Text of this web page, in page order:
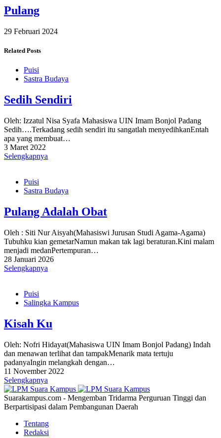
Pulang
29 Februari 2024
Related Posts
Puisi
Sastra Budaya
Sedih Sendiri
Oleh: Izzatul Nisa Syafa Mahasiswa UIN Imam Bonjol Padang
Sedih….Terkadang sedih sendiri itu sangatlah menyedihkanEntah
apa yang membuat…
3 Maret 2022
Selengkapnya
Puisi
Sastra Budaya
Pulang Adalah Obat
Oleh : Siti Nur Aisyah(Mahasiswi Jurusan Studi Agama-Agama)
Tubuhku kian gemetarNamun makan tak lagi beraturan.Kini malam
menjadi medanPertempuran…
28 Januari 2026
Selengkapnya
Puisi
Salingka Kampus
Kisah Ku
Oleh: Nofri Hidayat(Mahasiswa UIN Imam Bonjol Padang) Indah
dan menawan terlihat dan tampakMenarik mata tertuju
padanyaIngin melangkah dengan…
11 November 2022
Selengkapnya
Suarakampus.com - Mengemban Tridarma Perguruan Tinggi dan
Berpartisipasi dalam Pembangunan Daerah
Tentang
Redaksi